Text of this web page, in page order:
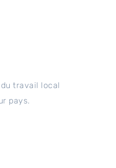
travail local
pays.